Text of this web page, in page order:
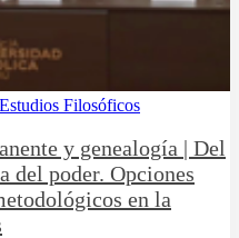
Filosóficos
y genealogía | Del
del poder. Opciones
en la